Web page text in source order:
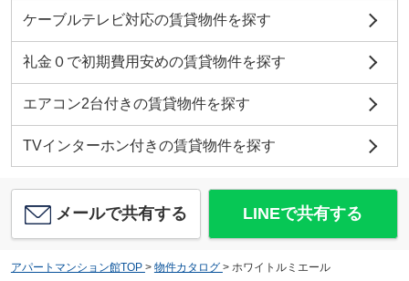
ケーブルテレビ対応の賃貸物件を探す
礼金０で初期費用安めの賃貸物件を探す
エアコン2台付きの賃貸物件を探す
TVインターホン付きの賃貸物件を探す
メールで共有する LINEで共有する
アパートマンション館TOP > 物件カタログ > ホワイトルミエール